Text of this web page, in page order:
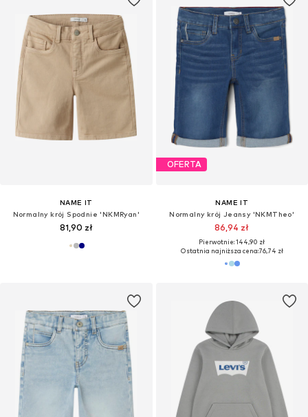
NAME IT
Normalny krój Spodnie 'NKMRyan'
81,90 zł
OFERTA
NAME IT
Normalny krój Jeansy 'NKMTheo'
86,94 zł
Pierwotnie: 144,90 zł
Ostatnia najniższa cena:76,74 zł